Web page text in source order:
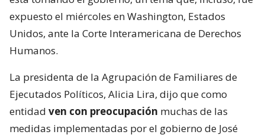
expuesto el miércoles en Washington, Estados
Unidos, ante la Corte Interamericana de Derechos
Humanos.
La presidenta de la Agrupación de Familiares de
Ejecutados Políticos, Alicia Lira, dijo que como
entidad ven con preocupación muchas de las
medidas implementadas por el gobierno de José